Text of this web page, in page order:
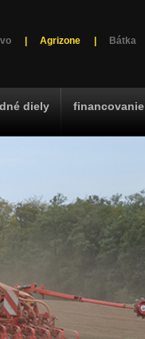
Agrizone Bátka
diely financovanie